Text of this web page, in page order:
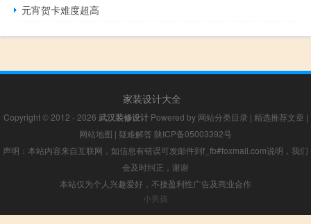
元宵贺卡难度超高
家装设计大全
Copyright © 2012 - 2026 武汉装修设计Powered by 网站分类目录 | 精选推荐文章 |
网站地图 | 疑难解答 陕ICP备05003392号
声明：本站内容来自互联网，如信息有错误可发邮件到f_fb#foxmail.com说明，我们
会及时纠正，谢谢
本站仅为个人兴趣爱好，不接盈利性广告及商业合作
小男孩